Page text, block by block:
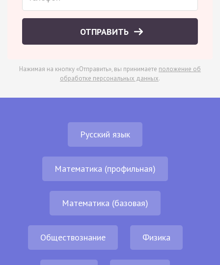
ОТПРАВИТЬ
Нажимая на кнопку «Отправить», вы принимаете положение об
обработке персональных данных.
Русский язык
Математика (профильная)
Математика (базовая)
Обществознание Физика